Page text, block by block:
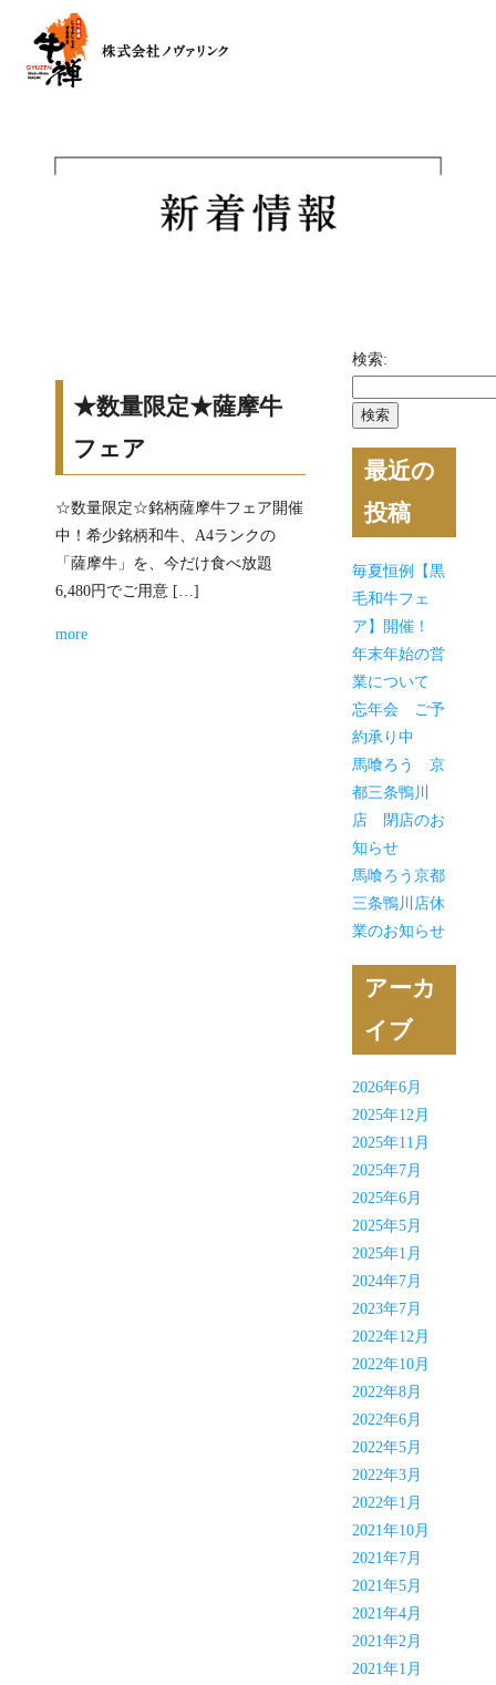
★数量限定★薩摩牛
フェア
☆数量限定☆銘柄薩摩牛フェア開催
中！希少銘柄和牛、A4ランクの
「薩摩牛」を、今だけ食べ放題
6,480円でご用意 […]
more
検索:
最近の
投稿
毎夏恒例【黒
毛和牛フェ
ア】開催！
年末年始の営
業について
忘年会 ご予
約承り中
馬喰ろう 京
都三条鴨川
店 閉店のお
知らせ
馬喰ろう京都
三条鴨川店休
業のお知らせ
アーカ
イブ
2026年6月
2025年12月
2025年11月
2025年7月
2025年6月
2025年5月
2025年1月
2024年7月
2023年7月
2022年12月
2022年10月
2022年8月
2022年6月
2022年5月
2022年3月
2022年1月
2021年10月
2021年7月
2021年5月
2021年4月
2021年2月
2021年1月